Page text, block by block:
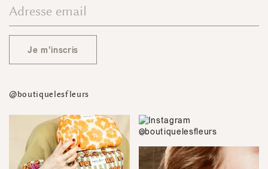
Je m'inscris
@boutiquelesfleurs